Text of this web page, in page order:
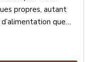
propres, autant
que
de pré-
Je
classes